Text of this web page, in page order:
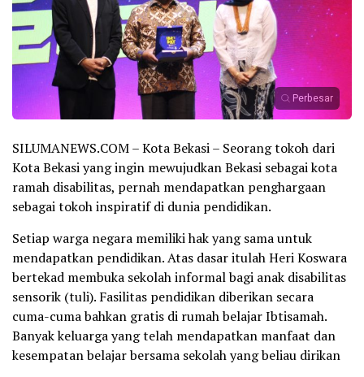
Perbesar
SILUMANEWS.COM – Kota Bekasi – Seorang tokoh dari
Kota Bekasi yang ingin mewujudkan Bekasi sebagai kota
ramah disabilitas, pernah mendapatkan penghargaan
sebagai tokoh inspiratif di dunia pendidikan.
Setiap warga negara memiliki hak yang sama untuk
mendapatkan pendidikan. Atas dasar itulah Heri Koswara
bertekad membuka sekolah informal bagi anak disabilitas
sensorik (tuli). Fasilitas pendidikan diberikan secara
cuma-cuma bahkan gratis di rumah belajar Ibtisamah.
Banyak keluarga yang telah mendapatkan manfaat dan
kesempatan belajar bersama sekolah yang beliau dirikan